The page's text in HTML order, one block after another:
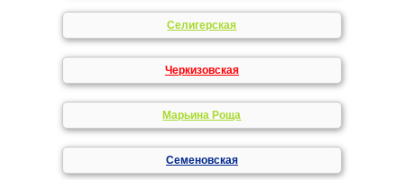
Селигерская
Черкизовская
Марьина Роща
Семеновская